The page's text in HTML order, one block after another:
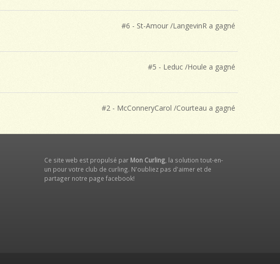
#6 - St-Amour /LangevinR a gagné
#5 - Leduc /Houle a gagné
#2 - McConneryCarol /Courteau a gagné
Ce site web est propulsé par Mon Curling, la solution tout-en-
un pour votre club de curling. N'oubliez pas d'aimer et de
partager notre page facebook!